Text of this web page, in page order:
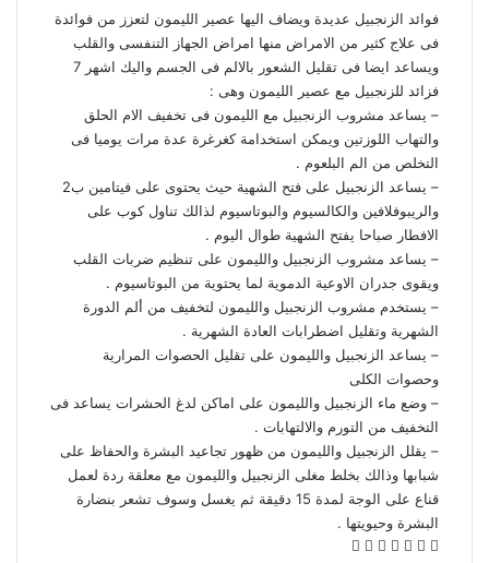
فوائد الزنجبيل عديدة ويضاف اليها عصير الليمون لتعزز من فوائدة
فى علاج كثير من الامراض منها امراض الجهاز التنفسى والقلب
ويساعد ايضا فى تقليل الشعور بالالم فى الجسم واليك اشهر 7
فزائد للزنجبيل مع عصير الليمون وهى :
– يساعد مشروب الزنجبيل مع الليمون فى تخفيف الام الحلق
والتهاب اللوزتين ويمكن استخدامة كغرغرة عدة مرات يوميا فى
التخلص من الم البلعوم .
– يساعد الزنجبيل على فتح الشهية حيث يحتوى على فيتامين ب2
والريبوفلافين والكالسيوم والبوتاسيوم لذالك تناول كوب على
الافطار صباحا يفتح الشهية طوال اليوم .
– يساعد مشروب الزنجبيل والليمون على تنظيم ضربات القلب
ويقوى جدران الاوعية الدموية لما يحتوية من البوتاسيوم .
– يستخدم مشروب الزنجبيل والليمون لتخفيف من ألم الدورة
الشهرية وتقليل اضطرابات العادة الشهرية .
– يساعد الزنجبيل والليمون على تقليل الحصوات المرارية
وحصوات الكلى
– وضع ماء الزنجبيل والليمون على اماكن لدغ الحشرات يساعد فى
التخفيف من التورم والالتهابات .
– يقلل الزنجبيل والليمون من ظهور تجاعيد البشرة والحفاظ على
شبابها وذالك بخلط مغلى الزنجبيل والليمون مع معلقة ردة لعمل
قناع على الوجة لمدة 15 دقيقة ثم يغسل وسوف تشعر بنضارة
البشرة وحيويتها .
ف
ل و ت م